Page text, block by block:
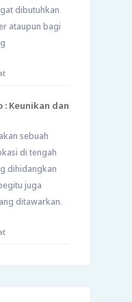
dibutuhkan
ataupun bagi
: Keunikan dan
sebuah
di tengah
dihidangkan
juga
ditawarkan.